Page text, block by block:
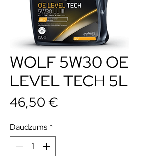
WOLF 5W30 OE
LEVEL TECH 5L
46,50 €
Daudzums *